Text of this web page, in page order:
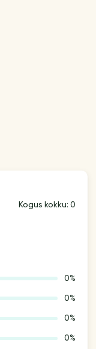
Kogus kokku: 0
0%
0%
0%
0%